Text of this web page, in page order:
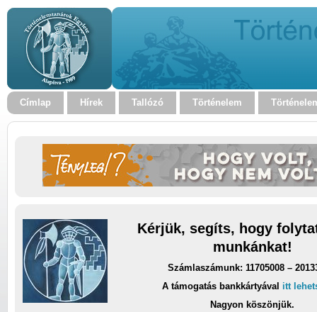
Címlap Hírek Tallózó Történelem
Kérjük, segíts, hogy
munkánkat!
Számlaszámunk: 11705008 –
A támogatás bankkártyával itt
Nagyon köszönjük.